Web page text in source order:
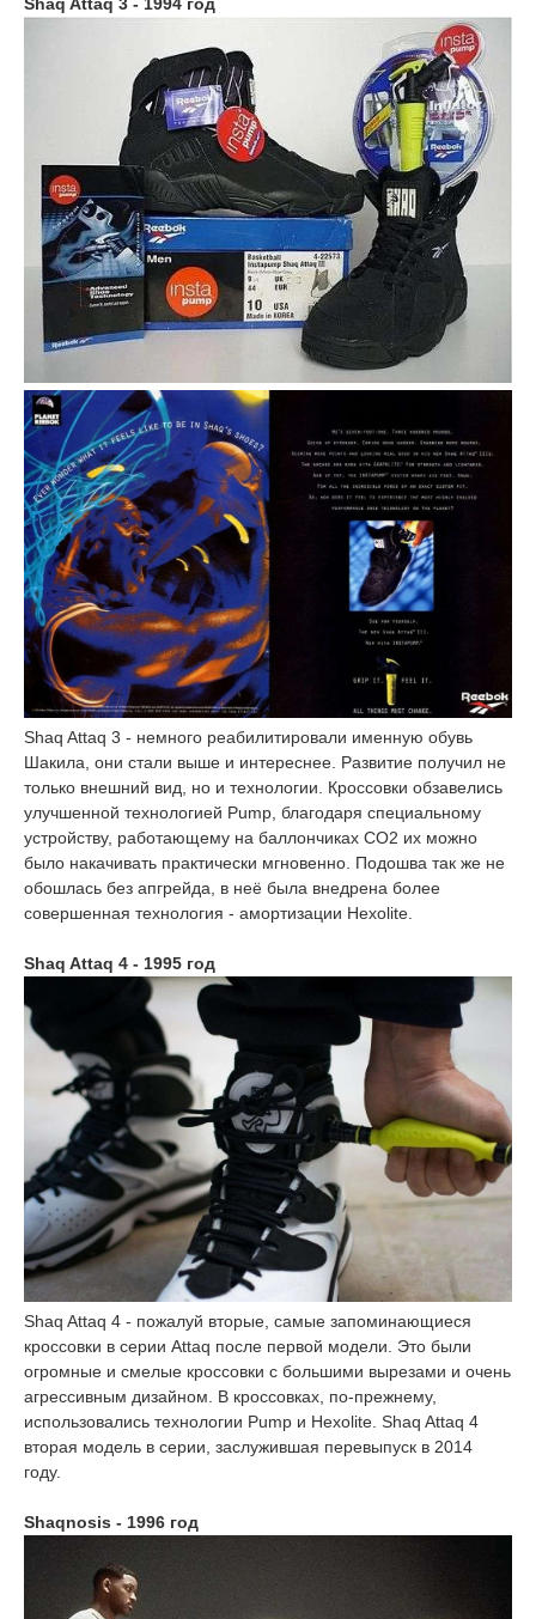
Shaq Attaq 3 - немного реабилитировали именную обувь
Шакила, они стали выше и интереснее. Развитие получил не
только внешний вид, но и технологии. Кроссовки обзавелись
улучшенной технологией Pump, благодаря специальному
устройству, работающему на баллончиках CO2 их можно
было накачивать практически мгновенно. Подошва так же не
обошлась без апгрейда, в неё была внедрена более
совершенная технология - амортизации Hexolite.
Shaq Attaq 4 - 1995 год
Shaq Attaq 4 - пожалуй вторые, самые запоминающиеся
кроссовки в серии Attaq после первой модели. Это были
огромные и смелые кроссовки с большими вырезами и очень
агрессивным дизайном. В кроссовках, по-прежнему,
использовались технологии Pump и Hexolite. Shaq Attaq 4
вторая модель в серии, заслужившая перевыпуск в 2014
году.
Shaqnosis - 1996 год